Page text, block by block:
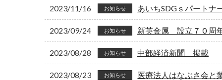
2023/11/16 お知らせ あいちSDGｓパートナ
2023/09/24 お知らせ 新英金属 設立７０周
2023/08/28 お知らせ 中部経済新聞 掲載
2023/08/23 お知らせ 医療法人はなぶさ会と